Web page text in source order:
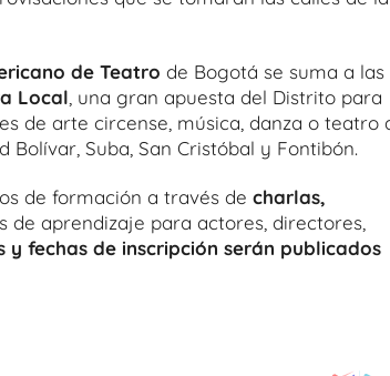
de Teatro de Bogotá se suma a las
Local , una gran apuesta del Distrito para
de arte circense, música, danza o teatro
Bolívar, Suba, San Cristóbal y Fontibón.
de formación a través de charlas,
de aprendizaje para actores, directores,
y fechas de inscripción serán publicados